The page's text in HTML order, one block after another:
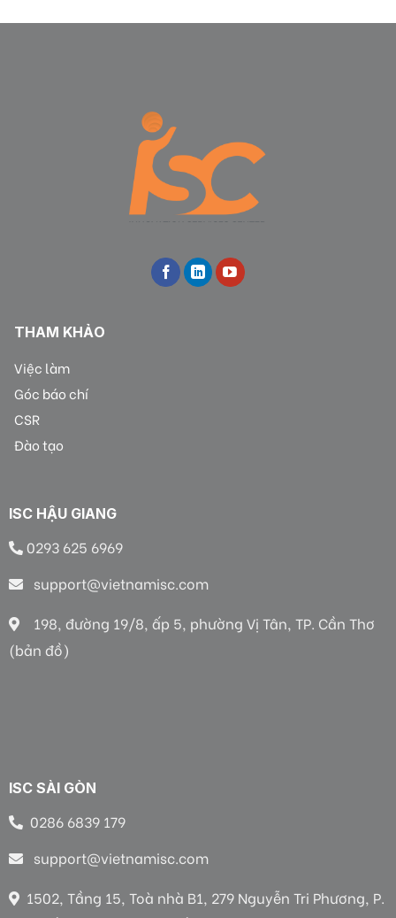
THAM KHẢO
Việc làm
Góc báo chí
CSR
Đào tạo
ISC HẬU GIANG
0293 625 6969
support@vietnamisc.com
198, đường 19/8, ấp 5, phường Vị Tân, TP. Cần Thơ
(bản đồ)
ISC SÀI GÒN
0286 6839 179
support@vietnamisc.com
1502, Tầng 15, Toà nhà B1, 279 Nguyễn Tri Phương, P.